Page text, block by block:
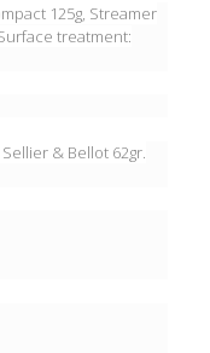
125g, Streamer
treatment:
& Bellot 62gr.